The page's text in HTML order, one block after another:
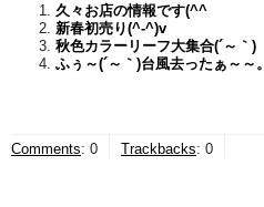
久々お店の情報です(^^ゞ
新春初売り(^-^)v
秋色カラーリーフ大集合(´～｀)
ふぅ～(´～｀)台風去ったぁ～～。
Comments: 0 Trackbacks: 0